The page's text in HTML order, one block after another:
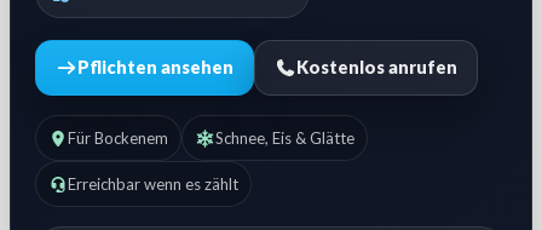
Pflichten ansehen Kostenlos anrufen
Für Bockenem Schnee, Eis & Glätte
Erreichbar wenn es zählt